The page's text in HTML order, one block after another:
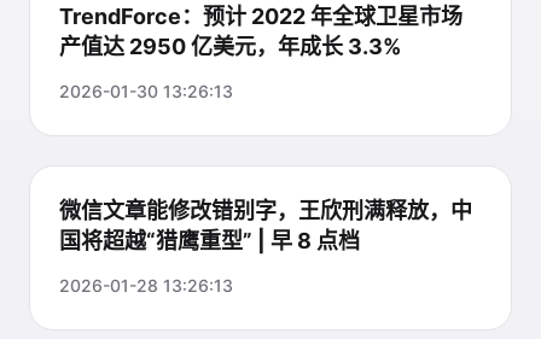
TrendForce：预计 2022 年全球卫星市场
产值达 2950 亿美元，年成长 3.3%
2026-01-30 13:26:13
微信文章能修改错别字，王欣刑满释放，中
国将超越“猎鹰重型” | 早 8 点档
2026-01-28 13:26:13